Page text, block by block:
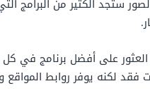
ستجد الكثير من البرامج
فقد لكنه يوفر روابط المواقع